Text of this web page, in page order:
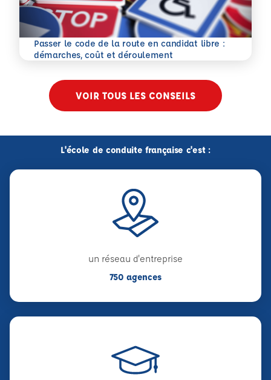
Passer le code de la route en candidat libre :
démarches, coût et déroulement
En savoir plus
VOIR TOUS LES CONSEILS
L'école de conduite française c'est :
un réseau d'entreprise
750 agences